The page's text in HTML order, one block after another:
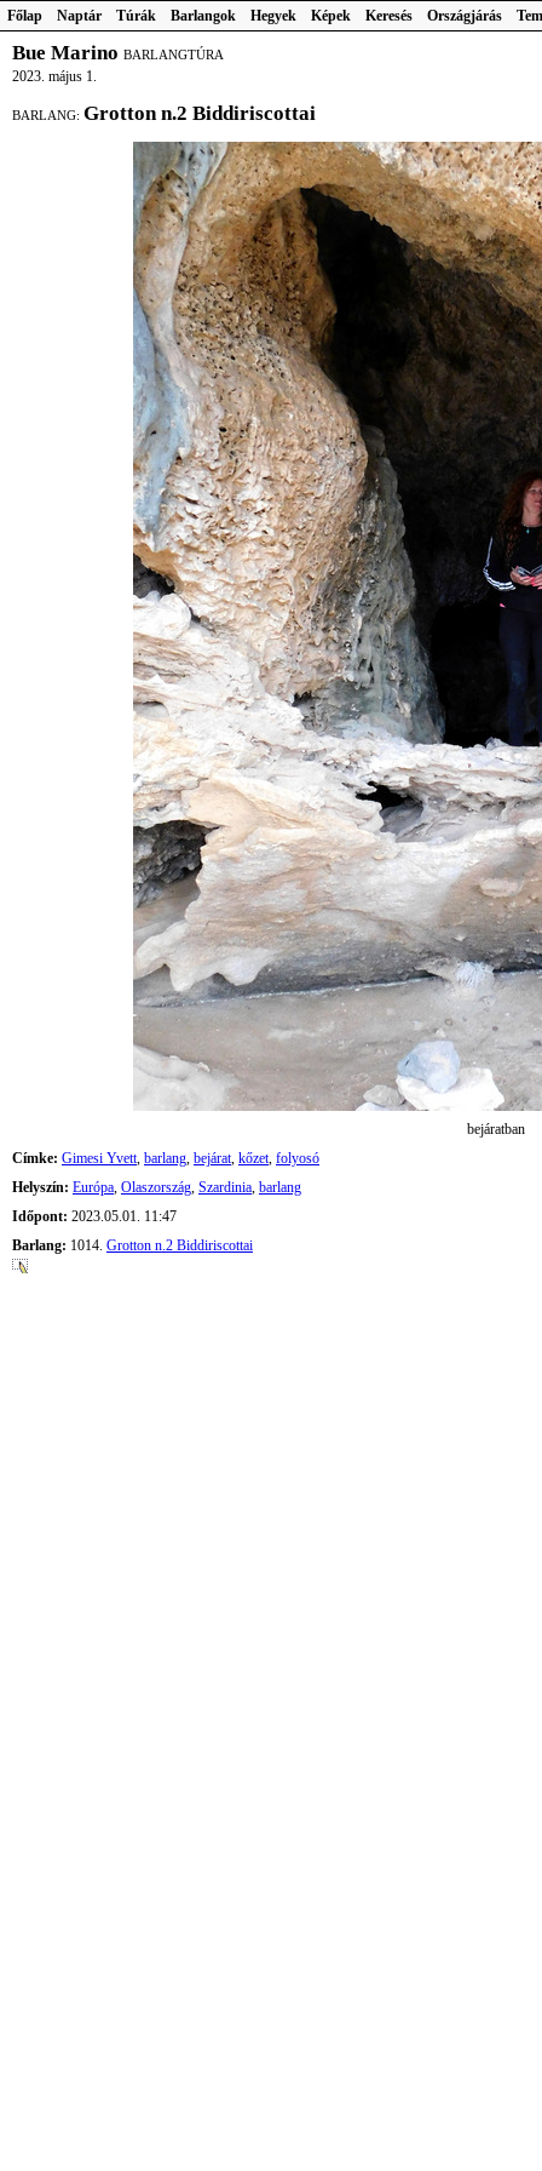
Főlap Naptár Túrák Barlangok Hegyek Képek Keresés Országjárás
Bue Marino BARLANGTÚRA
2023. május 1.
BARLANG: Grotton n.2 Biddiriscottai
bejáratban
Címke: Gimesi Yvett, barlang, bejárat, kőzet, folyosó
Helyszín: Európa, Olaszország, Szardinia, barlang
Időpont: 2023.05.01. 11:47
Barlang: 1014. Grotton n.2 Biddiriscottai